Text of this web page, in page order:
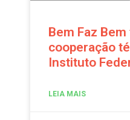
Bem Faz
cooperação
Instituto
LEIA MAIS